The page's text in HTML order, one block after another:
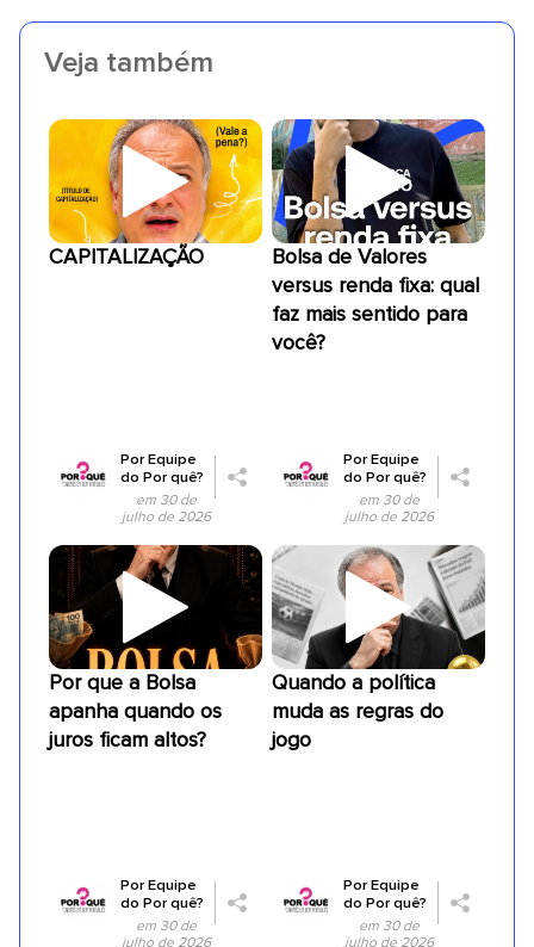
Veja também
CAPITALIZAÇÃO
PorEquipe
do Por quê?
em 30 de
julho de 2026
Bolsa de Valores
versus renda fixa: qual
faz mais sentido para
você?
PorEquipe
do Por quê?
em 30 de
julho de 2026
Por que a Bolsa
apanha quando os
juros ficam altos?
PorEquipe
do Por quê?
em 30 de
julho de 2026
Quando a política
muda as regras do
jogo
PorEquipe
do Por quê?
em 30 de
julho de 2026